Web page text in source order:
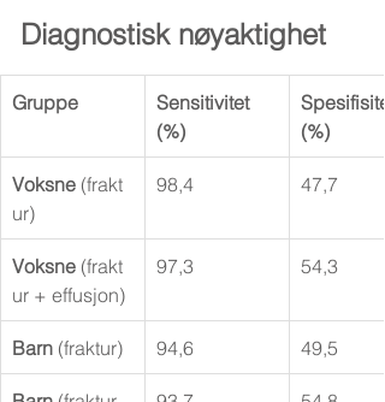
Diagnostisk nøyaktighet
Gruppe
Sensitivitet
(%)
(%)
Voksne (frakt
ur)
98,4 47,7
Voksne (frakt
ur + effusjon)
97,3 54,3
Barn (fraktur) 94,6 49,5